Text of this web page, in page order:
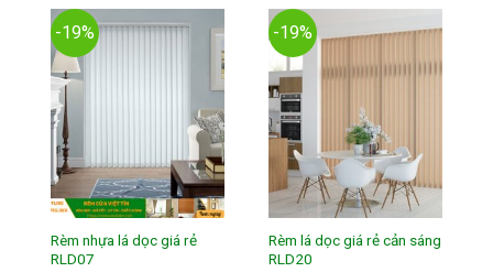
-19%
Rèm nhựa lá dọc giá rẻ
RLD07
-19%
Rèm lá dọc giá rẻ cản sáng
RLD20